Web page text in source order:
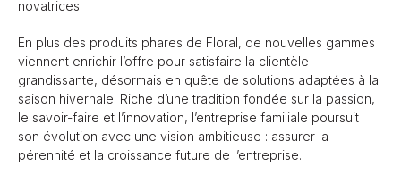
novatrices.
En plus des produits phares de Floral, de nouvelles gammes
viennent enrichir l’offre pour satisfaire la clientèle
grandissante, désormais en quête de solutions adaptées à la
saison hivernale. Riche d’une tradition fondée sur la passion,
le savoir-faire et l’innovation, l’entreprise familiale poursuit
son évolution avec une vision ambitieuse : assurer la
pérennité et la croissance future de l’entreprise.